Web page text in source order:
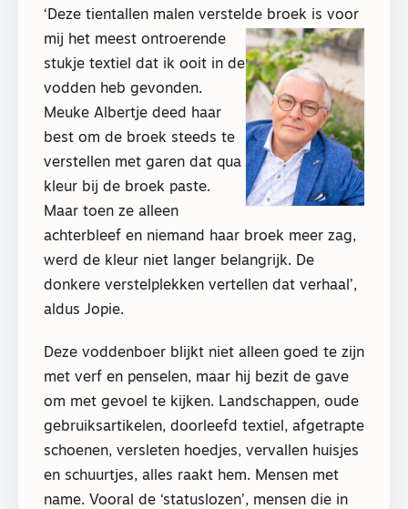
‘Deze tientallen malen verstelde broek is voor
mij het meest ontroerende
stukje textiel dat ik ooit in de
vodden heb gevonden.
Meuke Albertje deed haar
best om de broek steeds te
verstellen met garen dat qua
kleur bij de broek paste.
Maar toen ze alleen
achterbleef en niemand haar broek meer zag,
werd de kleur niet langer belangrijk. De
donkere verstelplekken vertellen dat verhaal’,
aldus Jopie.
Deze voddenboer blijkt niet alleen goed te zijn
met verf en penselen, maar hij bezit de gave
om met gevoel te kijken. Landschappen, oude
gebruiksartikelen, doorleefd textiel, afgetrapte
schoenen, versleten hoedjes, vervallen huisjes
en schuurtjes, alles raakt hem. Mensen met
name. Vooral de ‘statuslozen’, mensen die in